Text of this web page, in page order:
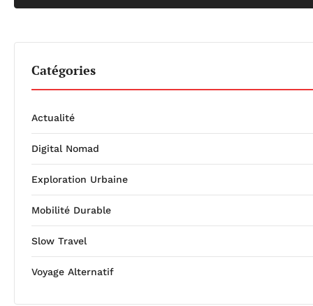
Catégories
Actualité
Digital Nomad
Exploration Urbaine
Mobilité Durable
Slow Travel
Voyage Alternatif